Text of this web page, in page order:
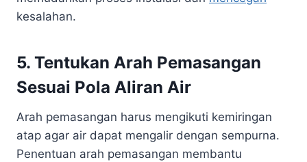
kesalahan.
5. Tentukan Arah Pemasangan
Sesuai Pola Aliran Air
Arah pemasangan harus mengikuti kemiringan
atap agar air dapat mengalir dengan sempurna.
Penentuan arah pemasangan membantu